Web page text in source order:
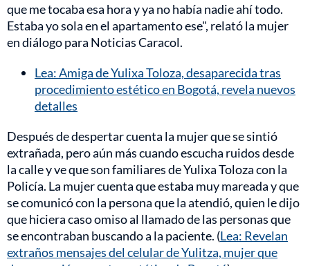
que me tocaba esa hora y ya no había nadie ahí todo.
Estaba yo sola en el apartamento ese", relató la mujer
en diálogo para Noticias Caracol.
Lea: Amiga de Yulixa Toloza, desaparecida tras
procedimiento estético en Bogotá, revela nuevos
detalles
Después de despertar cuenta la mujer que se sintió
extrañada, pero aún más cuando escucha ruidos desde
la calle y ve que son familiares de Yulixa Toloza con la
Policía. La mujer cuenta que estaba muy mareada y que
se comunicó con la persona que la atendió, quien le dijo
que hiciera caso omiso al llamado de las personas que
se encontraban buscando a la paciente. (Lea: Revelan
extraños mensajes del celular de Yulitza, mujer que